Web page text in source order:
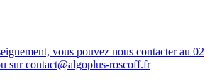
vous pouvez nous contacter au 02
sur contact@algoplus-roscoff.fr